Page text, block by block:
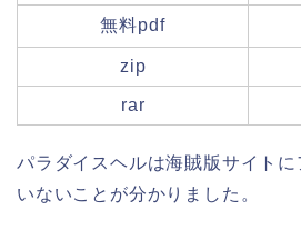
無料pdf
zip
rar
パラダイスヘルは海賊版サイト
いないことが分かりました。